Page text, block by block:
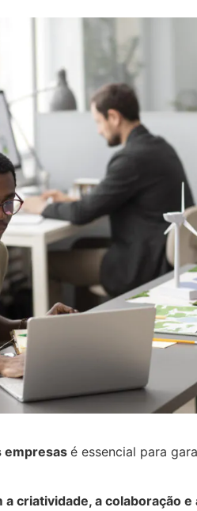
empresas é essencial para
a criatividade, a colaboração